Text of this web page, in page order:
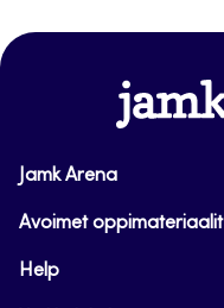
www.jamk.fi
Jamk Arena
Avoimet oppimateriaalit
Help